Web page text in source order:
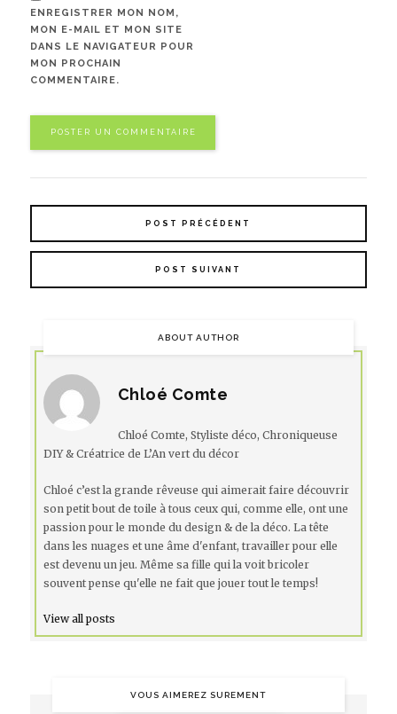
ENREGISTRER MON NOM,
MON E-MAIL ET MON SITE
DANS LE NAVIGATEUR POUR
MON PROCHAIN
COMMENTAIRE.
POST PRÉCÉDENT
POST SUIVANT
ABOUT AUTHOR
Chloé Comte
Chloé Comte, Styliste déco, Chroniqueuse
DIY & Créatrice de L’An vert du décor
Chloé c’est la grande rêveuse qui aimerait faire découvrir
son petit bout de toile à tous ceux qui, comme elle, ont une
passion pour le monde du design & de la déco. La tête
dans les nuages et une âme d'enfant, travailler pour elle
est devenu un jeu. Même sa fille qui la voit bricoler
souvent pense qu'elle ne fait que jouer tout le temps!
View all posts
VOUS AIMEREZ SUREMENT